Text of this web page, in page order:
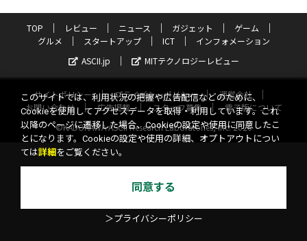
TOP レビュー ニュース ガジェット
ゲーム
グルメ
スタートアップ ICT
インフォメーション
ASCII.jp
MITテクノロジーレビュー
サイトポリシー プライバシーポリシー
運営会社
お問い合わせ
広告掲載 スタッフ募集
電子版について
©KADOKAWA ASCII Research Laboratories, Inc. 2026
このサイトでは、利用状況の把握や広告配信などのために、
Cookieを使用してアクセスデータを取得・利用しています。これ
以降のページに遷移した場合、Cookieの設定や使用に同意したこ
とになります。Cookieの設定や使用の詳細、オプトアウトについ
ては詳細 をご覧ください。
同意する
＞プライバシーポリシー